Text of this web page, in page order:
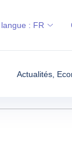
Actualités,
langue : FR